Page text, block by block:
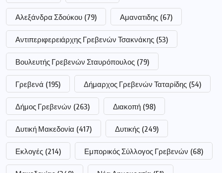
Αλεξάνδρα Σδούκου (79) Αμανατιδης (67)
Αντιπεριφερειάρχης Γρεβενών Τσακνάκης (53)
Βουλευτής Γρεβενών Σταυρόπουλος (79)
Γρεβενά (195) Δήμαρχος Γρεβενών Ταταρίδης (54)
Δήμος Γρεβενών (263) Διακοπή (98)
Δυτική Μακεδονία (417) Δυτικής (249)
Εκλογές (214) Εμπορικός Σύλλογος Γρεβενών (68)